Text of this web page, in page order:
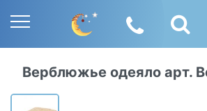
Верблюжье одеяло арт.